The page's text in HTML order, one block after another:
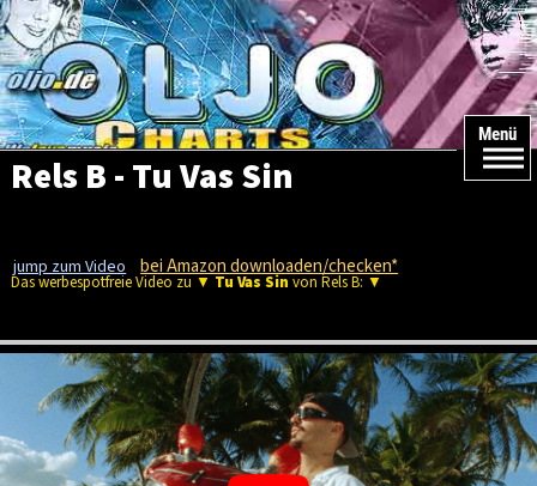
Menü
Rels B - Tu Vas Sin
jump zum Video bei Amazon downloaden/checken*
Das werbespotfreie Video zu ▼ Tu Vas Sin von Rels B: ▼